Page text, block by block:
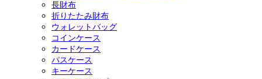
長財布
折りたたみ財布
ウォレットバッグ
コインケース
カードケース
パスケース
キーケース